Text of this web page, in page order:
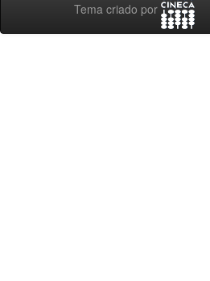
Tema criado por